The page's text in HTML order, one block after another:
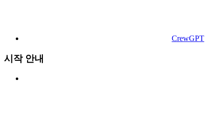
CrewGPT
시작 안내